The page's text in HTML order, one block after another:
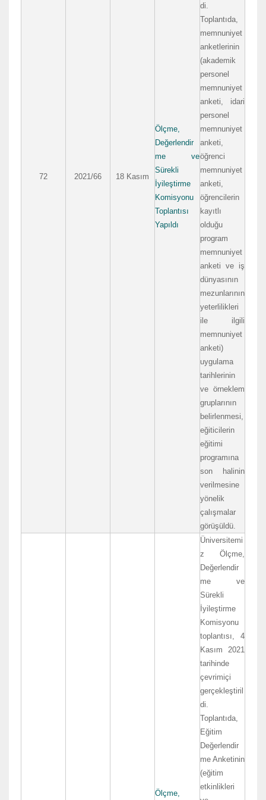
72 2021/66 18 Kasım
Ölçme,
Değerlendir
me ve
Sürekli
İyileştirme
Komisyonu
Toplantısı
Yapıldı
di.
Toplantıda,
memnuniyet
anketlerinin
(akademik
personel
memnuniyet
anketi, idari
personel
memnuniyet
anketi,
öğrenci
memnuniyet
anketi,
öğrencilerin
kayıtlı
olduğu
program
memnuniyet
anketi ve iş
dünyasının
mezunlarının
yeterlilikleri
ile ilgili
memnuniyet
anketi)
uygulama
tarihlerinin
ve örneklem
gruplarının
belirlenmesi,
eğiticilerin
eğitimi
programına
son halinin
verilmesine
yönelik
çalışmalar
görüşüldü.
Ölçme,
Üniversitemi
z Ölçme,
Değerlendir
me ve
Sürekli
İyileştirme
Komisyonu
toplantısı, 4
Kasım 2021
tarihinde
çevrimiçi
gerçekleştiril
di.
Toplantıda,
Eğitim
Değerlendir
me Anketinin
(eğitim
etkinlikleri